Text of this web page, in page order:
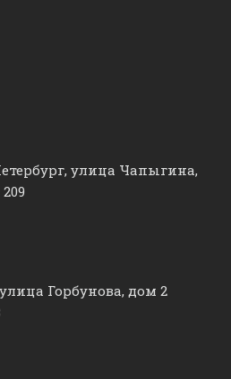
улица Чапыгина,
Горбунова, дом 2